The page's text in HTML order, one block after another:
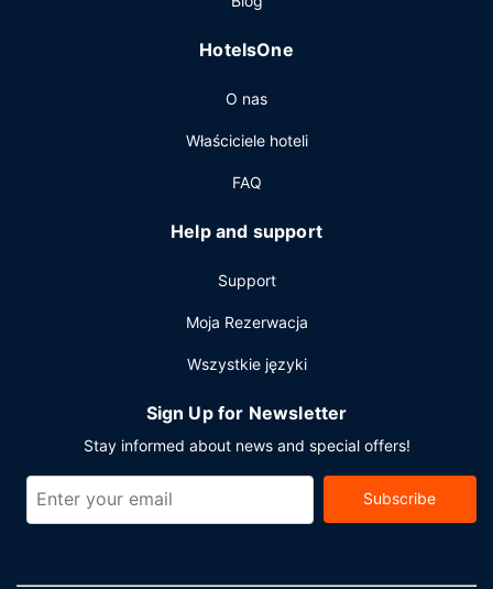
klubowym. Śniadanie na zamówienie jest podawane
Udogodnienia biznesowe to komputer stacjonarny, usługi
planujesz spotkanie w mieście Nowy Orlean, hotel oferuje
pomieszczenia konferencyjne oraz 6 sale konferencyjne o
HotelsOne
O nas
Właściciele hoteli
FAQ
Help and support
Support
Moja Rezerwacja
Wszystkie języki
Sign Up for Newsletter
Stay informed about news and special offers!
Subscribe